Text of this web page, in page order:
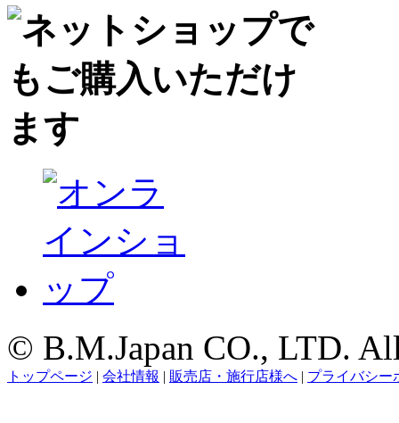
© B.M.Japan CO., LTD.
トップページ | 会社情報 | 販売店・施行店様へ | プライバシー